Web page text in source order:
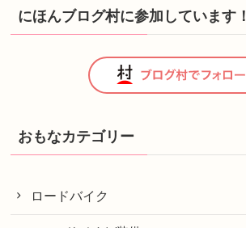
にほんブログ村に参加しています！
おもなカテゴリー
ロードバイク